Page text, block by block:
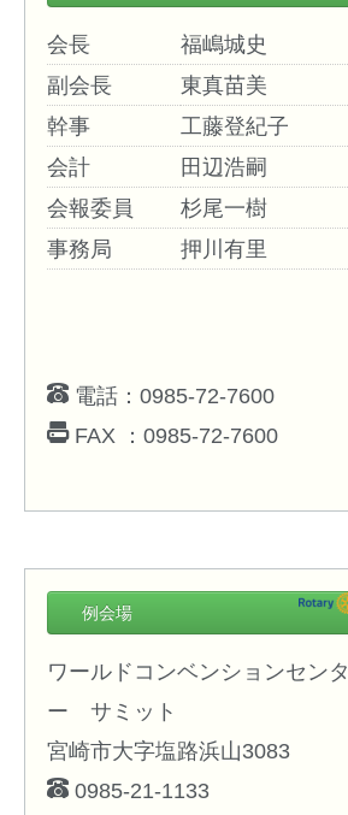
会長
福嶋城史
副会長
東真苗美
幹事
工藤登紀子
会計
田辺浩嗣
会報委員
杉尾一樹
事務局
押川有里
電話：0985-72-7600
FAX ：0985-72-7600
例会場
ワールドコンベンションセンタ
ー サミット
宮崎市大字塩路浜山3083
0985-21-1133